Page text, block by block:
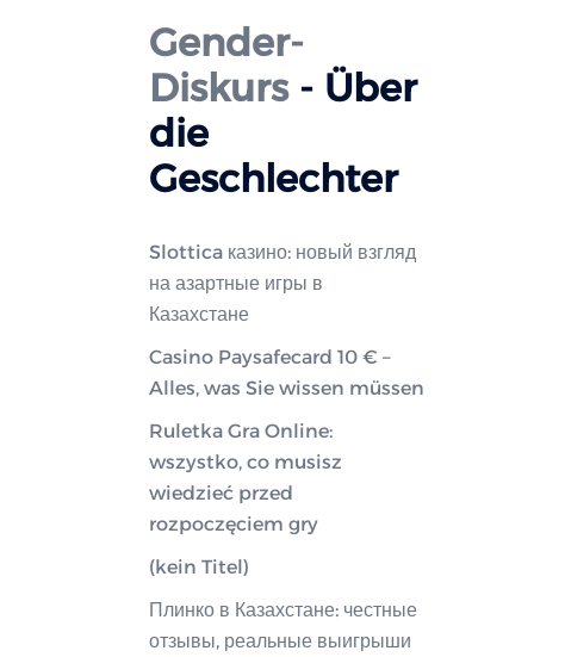
Gender-
Diskurs- Über
die
Geschlechter
Slottica казино: новый взгляд
на азартные игры в
Казахстане
Casino Paysafecard 10 € –
Alles, was Sie wissen müssen
Ruletka Gra Online:
wszystko, co musisz
wiedzieć przed
rozpoczęciem gry
(kein Titel)
Плинко в Казахстане: честные
отзывы, реальные выигрыши